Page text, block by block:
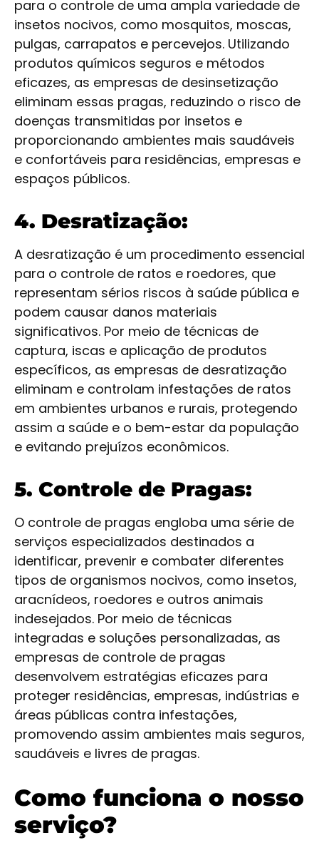
para o controle de uma ampla variedade de
insetos nocivos, como mosquitos, moscas,
pulgas, carrapatos e percevejos. Utilizando
produtos químicos seguros e métodos
eficazes, as empresas de desinsetização
eliminam essas pragas, reduzindo o risco de
doenças transmitidas por insetos e
proporcionando ambientes mais saudáveis
e confortáveis para residências, empresas e
espaços públicos.
4. Desratização:
A desratização é um procedimento essencial
para o controle de ratos e roedores, que
representam sérios riscos à saúde pública e
podem causar danos materiais
significativos. Por meio de técnicas de
captura, iscas e aplicação de produtos
específicos, as empresas de desratização
eliminam e controlam infestações de ratos
em ambientes urbanos e rurais, protegendo
assim a saúde e o bem-estar da população
e evitando prejuízos econômicos.
5. Controle de Pragas:
O controle de pragas engloba uma série de
serviços especializados destinados a
identificar, prevenir e combater diferentes
tipos de organismos nocivos, como insetos,
aracnídeos, roedores e outros animais
indesejados. Por meio de técnicas
integradas e soluções personalizadas, as
empresas de controle de pragas
desenvolvem estratégias eficazes para
proteger residências, empresas, indústrias e
áreas públicas contra infestações,
promovendo assim ambientes mais seguros,
saudáveis e livres de pragas.
Como funciona o nosso
serviço?